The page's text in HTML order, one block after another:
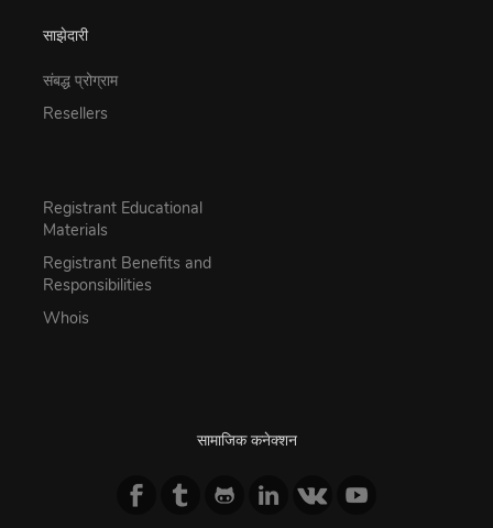
साझेदारी
संबद्ध प्रोग्राम
Resellers
Registrant Educational
Materials
Registrant Benefits and
Responsibilities
Whois
सामाजिक कनेक्शन